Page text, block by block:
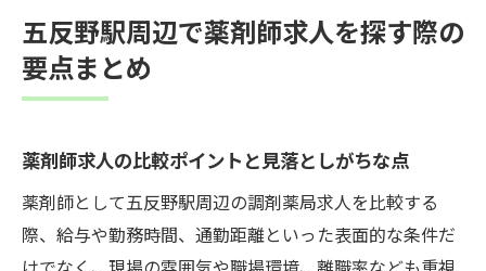
五反野駅周辺で薬剤師求人を探す際の
要点まとめ
薬剤師求人の比較ポイントと見落としがちな点
薬剤師として五反野駅周辺の調剤薬局求人を比較する
際、給与や勤務時間、通勤距離といった表面的な条件だ